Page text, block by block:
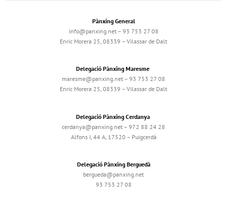
Pànxing General
info@panxing.net – 93 753 27 08
Enric Morera 25, 08339 – Vilassar de Dalt
Delegació Pànxing Maresme
maresme@panxing.net – 93 753 27 08
Enric Morera 25, 08339 – Vilassar de Dalt
Delegació Pànxing Cerdanya
cerdanya@panxing.net – 972 88 24 28
Alfons I, 44 A, 17520 – Puigcerdà
Delegació Pànxing Berguedà
bergueda@panxing.net
93 753 27 08